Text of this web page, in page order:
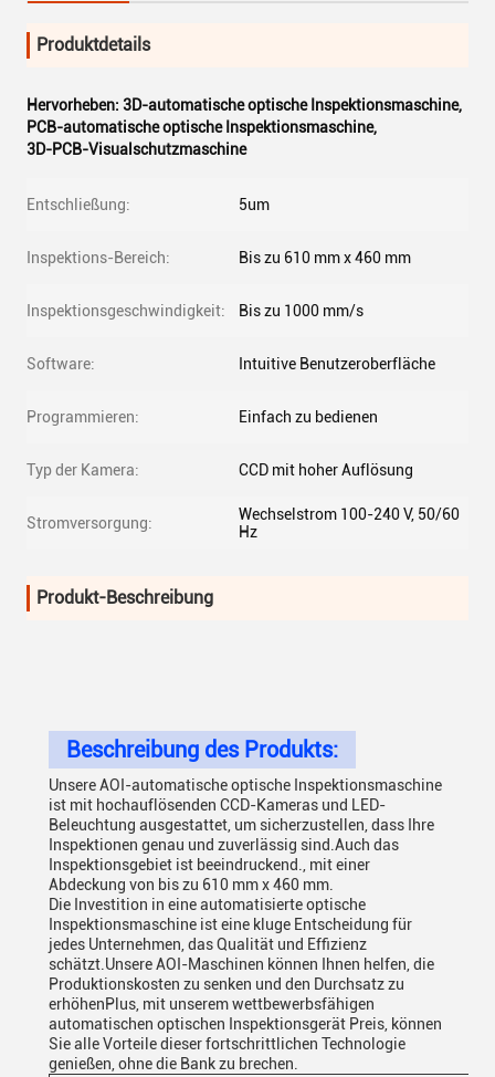
Produktdetails
Hervorheben: 3D-automatische optische Inspektionsmaschine,
PCB-automatische optische Inspektionsmaschine,
3D-PCB-Visualschutzmaschine
Entschließung: 5um
Inspektions-Bereich: Bis zu 610 mm x 460 mm
Inspektionsgeschwindigkeit: Bis zu 1000 mm/s
Software: Intuitive Benutzeroberfläche
Programmieren: Einfach zu bedienen
Typ der Kamera: CCD mit hoher Auflösung
Stromversorgung:
Wechselstrom 100-240 V, 50/60
Hz
Produkt-Beschreibung
Beschreibung des Produkts:
Unsere AOI-automatische optische Inspektionsmaschine
ist mit hochauflösenden CCD-Kameras und LED-
Beleuchtung ausgestattet, um sicherzustellen, dass Ihre
Inspektionen genau und zuverlässig sind.Auch das
Inspektionsgebiet ist beeindruckend., mit einer
Abdeckung von bis zu 610 mm x 460 mm.
Die Investition in eine automatisierte optische
Inspektionsmaschine ist eine kluge Entscheidung für
jedes Unternehmen, das Qualität und Effizienz
schätzt.Unsere AOI-Maschinen können Ihnen helfen, die
Produktionskosten zu senken und den Durchsatz zu
erhöhenPlus, mit unserem wettbewerbsfähigen
automatischen optischen Inspektionsgerät Preis, können
Sie alle Vorteile dieser fortschrittlichen Technologie
genießen, ohne die Bank zu brechen.